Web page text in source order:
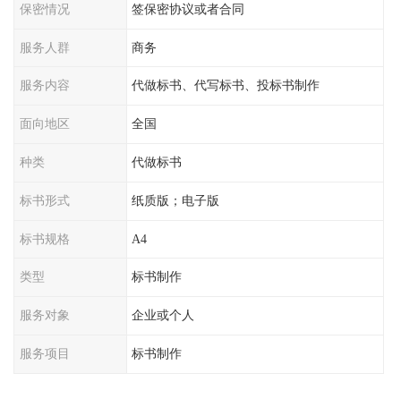
保密情况 签保密协议或者合同
服务人群 商务
服务内容 代做标书、代写标书、投标书制作
面向地区 全国
种类 代做标书
标书形式 纸质版；电子版
标书规格 A4
类型 标书制作
服务对象 企业或个人
服务项目 标书制作